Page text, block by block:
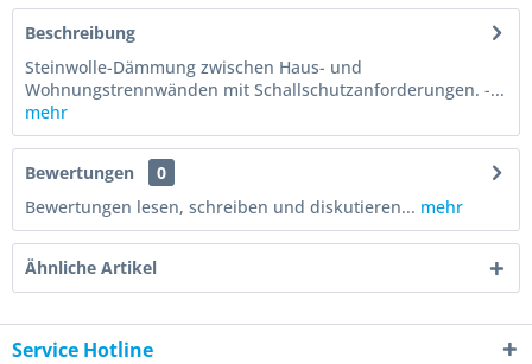
Beschreibung
Steinwolle-Dämmung zwischen Haus- und
Wohnungstrennwänden mit Schallschutzanforderungen. -...
mehr
Bewertungen
0
Bewertungen lesen, schreiben und diskutieren... mehr
Ähnliche Artikel
Service Hotline